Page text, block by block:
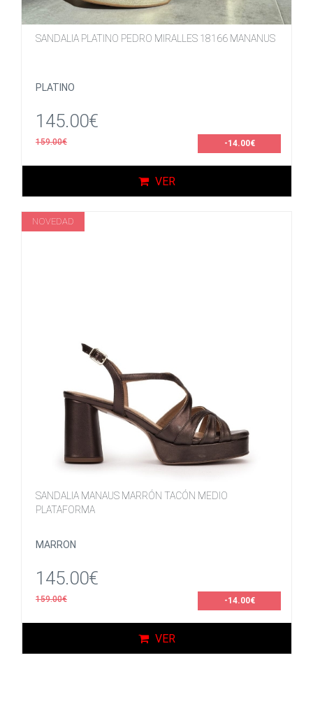
SANDALIA PLATINO PEDRO MIRALLES 18166 MANANUS
PLATINO
145.00€
159.00€ -14.00€
VER
NOVEDAD
SANDALIA MANAUS MARRÓN TACÓN MEDIO
PLATAFORMA
MARRON
145.00€
159.00€ -14.00€
VER